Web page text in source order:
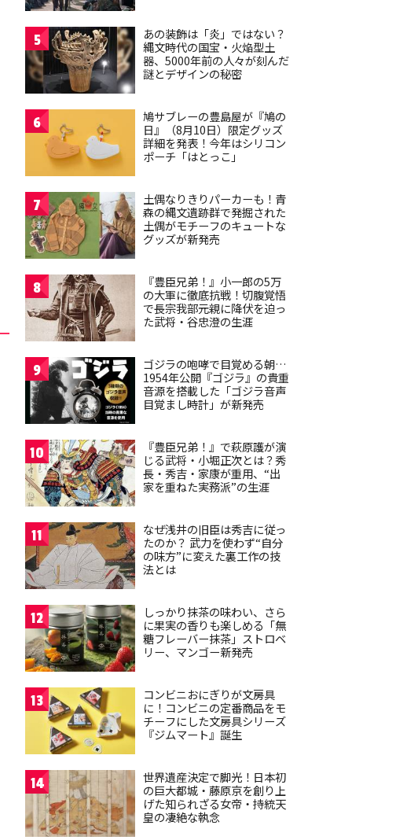
5
あの装飾は「炎」ではない？
縄文時代の国宝・火焔型土
器、5000年前の人々が刻んだ
謎とデザインの秘密
6
鳩サブレーの豊島屋が『鳩の
日』（8月10日）限定グッズ
詳細を発表！今年はシリコン
ポーチ「はとっこ」
7
土偶なりきりパーカーも！青
森の縄文遺跡群で発掘された
土偶がモチーフのキュートな
グッズが新発売
8
『豊臣兄弟！』小一郎の5万
の大軍に徹底抗戦！切腹覚悟
で長宗我部元親に降伏を迫っ
た武将・谷忠澄の生涯
9
ゴジラの咆哮で目覚める朝…
1954年公開『ゴジラ』の貴重
音源を搭載した「ゴジラ音声
目覚まし時計」が新発売
10
『豊臣兄弟！』で萩原護が演
じる武将・小堀正次とは？秀
長・秀吉・家康が重用、“出
家を重ねた実務派”の生涯
11
なぜ浅井の旧臣は秀吉に従っ
たのか？ 武力を使わず“自分
の味方”に変えた裏工作の技
法とは
12
しっかり抹茶の味わい、さら
に果実の香りも楽しめる「無
糖フレーバー抹茶」ストロベ
リー、マンゴー新発売
13
コンビニおにぎりが文房具
に！コンビニの定番商品をモ
チーフにした文房具シリーズ
『ジムマート』誕生
14
世界遺産決定で脚光！日本初
の巨大都城・藤原京を創り上
げた知られざる女帝・持統天
皇の凄絶な執念